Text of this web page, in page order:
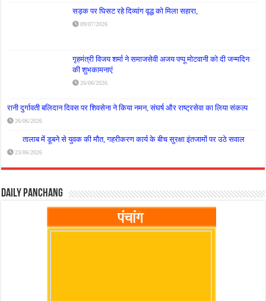
सड़क पर घिसट रहे दिव्यांग वृद्ध को मिला सहारा,
09/07/2026
गृहमंत्री विजय शर्मा ने समाजसेवी अजय पप्पू मोटवानी को दी जन्मदिन
की शुभकामनाएं
26/06/2026
रानी दुर्गावती बलिदान दिवस पर शिवसेना ने किया नमन, संघर्ष और राष्ट्रसेवा का लिया संकल्प
26/06/2026
तालाब में डूबने से युवक की मौत, गहरीकरण कार्य के बीच सुरक्षा इंतजामों पर उठे सवाल
23/06/2026
Daily Panchang